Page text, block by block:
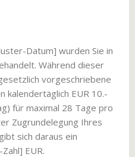
Datum] wurden Sie in
Während dieser
vorgeschriebene
kalendertäglich EUR 10.-
für maximal 28 Tage pro
Zugrundelegung Ihres
sich daraus ein
EUR.